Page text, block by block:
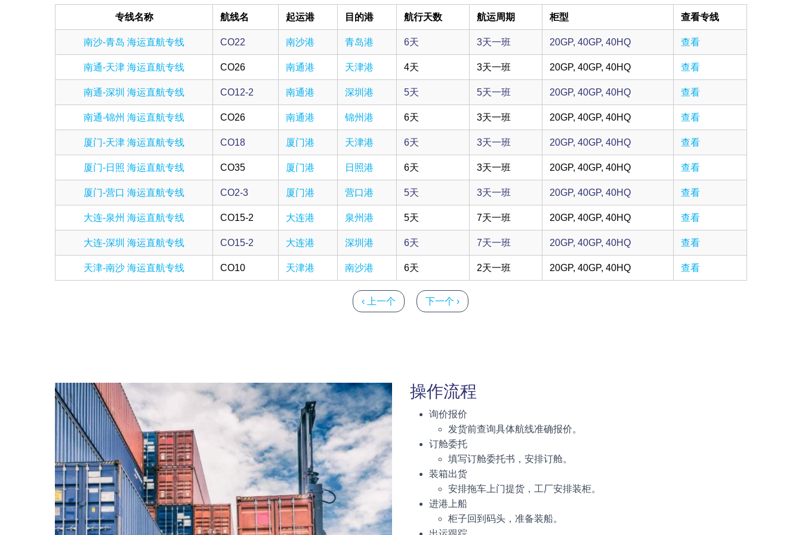
专线名称 航线名 起运港 目的港 航行天数 航运周期 柜型 查看专线
南沙-青岛 海运直航专线 CO22 南沙港 青岛港 6天 3天一班 20GP, 40GP, 40HQ 查看
南通-天津 海运直航专线 CO26 南通港 天津港 4天 3天一班 20GP, 40GP, 40HQ 查看
南通-深圳 海运直航专线 CO12-2 南通港 深圳港 5天 5天一班 20GP, 40GP, 40HQ 查看
南通-锦州 海运直航专线 CO26 南通港 锦州港 6天 3天一班 20GP, 40GP, 40HQ 查看
厦门-天津 海运直航专线 CO18 厦门港 天津港 6天 3天一班 20GP, 40GP, 40HQ 查看
厦门-日照 海运直航专线 CO35 厦门港 日照港 6天 3天一班 20GP, 40GP, 40HQ 查看
厦门-营口 海运直航专线 CO2-3 厦门港 营口港 5天 3天一班 20GP, 40GP, 40HQ 查看
大连-泉州 海运直航专线 CO15-2 大连港 泉州港 5天 7天一班 20GP, 40GP, 40HQ 查看
大连-深圳 海运直航专线 CO15-2 大连港 深圳港 6天 7天一班 20GP, 40GP, 40HQ 查看
天津-南沙 海运直航专线 CO10 天津港 南沙港 6天 2天一班 20GP, 40GP, 40HQ 查看
前一页
‹ 上一个 下一页
下一个 ›
圖片 操作流程
询价报价
发货前查询具体航线准确报价。
订舱委托
填写订舱委托书，安排订舱。
装箱出货
安排拖车上门提货，工厂安排装柜。
进港上船
柜子回到码头，准备装船。